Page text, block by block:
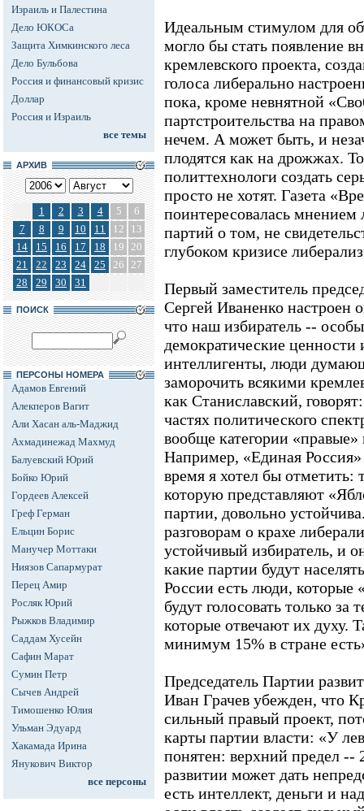
Израиль и Палестина
Дело ЮКОСа
Защита Химкинского леса
Дело Бульбова
Россия и финансовый кризис
Доллар
Россия и Израиль
все темы
АРХИВ
1 2 3 4 5
6
7
8 9 10 11 12
13
14
15 16 17 18 19 20
21
22 23 24 25 26 27
28
29 30 31
ПОИСК
ПЕРСОНЫ НОМЕРА
Адамов Евгений
Алекперов Вагит
Али Хасан аль-Маджид
Ахмадинежад Махмуд
Балуевский Юрий
Бойко Юрий
Гордеев Алексей
Греф Герман
Ельцин Борис
Манучер Моттаки
Ниязов Сапармурат
Перец Амир
Росляк Юрий
Рыжков Владимир
Саддам Хусейн
Сафин Марат
Сумин Петр
Сычев Андрей
Тимошенко Юлия
Ульман Эдуард
Хакамада Ирина
Янукович Виктор
все персоны
Идеальным стимулом для
могло бы стать появление
кремлевского проекта,
голоса либерально
пока, кроме невнятной
партстроительства на
нечем. А может быть, и
плодятся как на дрожжах.
политтехнологи создать
просто не хотят. Газета
поинтересовалась мнением
партий о том, не
глубоком кризисе
Первый заместитель
Сергей Иваненко настроен
что наш избиратель --
демократические
интеллигенты, люди
заморочить всякими
как Станиславский,
частях политического
вообще категории
Например, «Единая
время я хотел бы отметить:
которую представляют
партии, довольно
разговорам о крахе
устойчивый избиратель, и
какие партии будут
России есть люди, которые
будут голосовать только за
которые отвечают их духу.
минимум 15% в стране
Председатель Партии
Иван Грачев убежден, что
сильный правый проект,
карты партии власти: «У
понятен: верхний предел
развитии может дать
есть интеллект, деньги и